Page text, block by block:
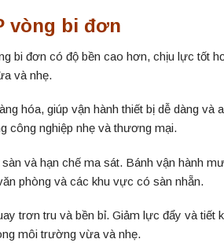
vòng bi đơn
bi đơn có độ bền cao hơn, chịu lực tốt
và nhẹ.
hóa, giúp vận hành thiết bị dễ dàng và
công nghiệp nhẹ và thương mại.
và hạn chế ma sát. Bánh vận hành
phòng và các khu vực có sàn nhẵn.
trơn tru và bền bỉ. Giảm lực đẩy và tiết
môi trường vừa và nhẹ.